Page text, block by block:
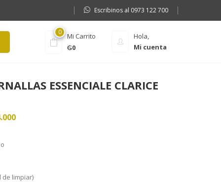
Escribinos al 0973 122 700
Hola,
Mi cuenta
0
Mi Carrito
₲0
ESSENCIALE CLARICE
de limpiar)